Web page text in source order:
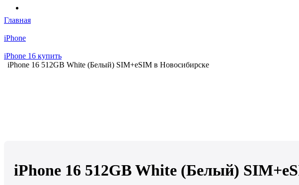
Главная
iPhone
iPhone 16 купить
iPhone 16 512GB White (Белый) SIM+eSIM в Новосибирске
iPhone 16 512GB White (Белый)